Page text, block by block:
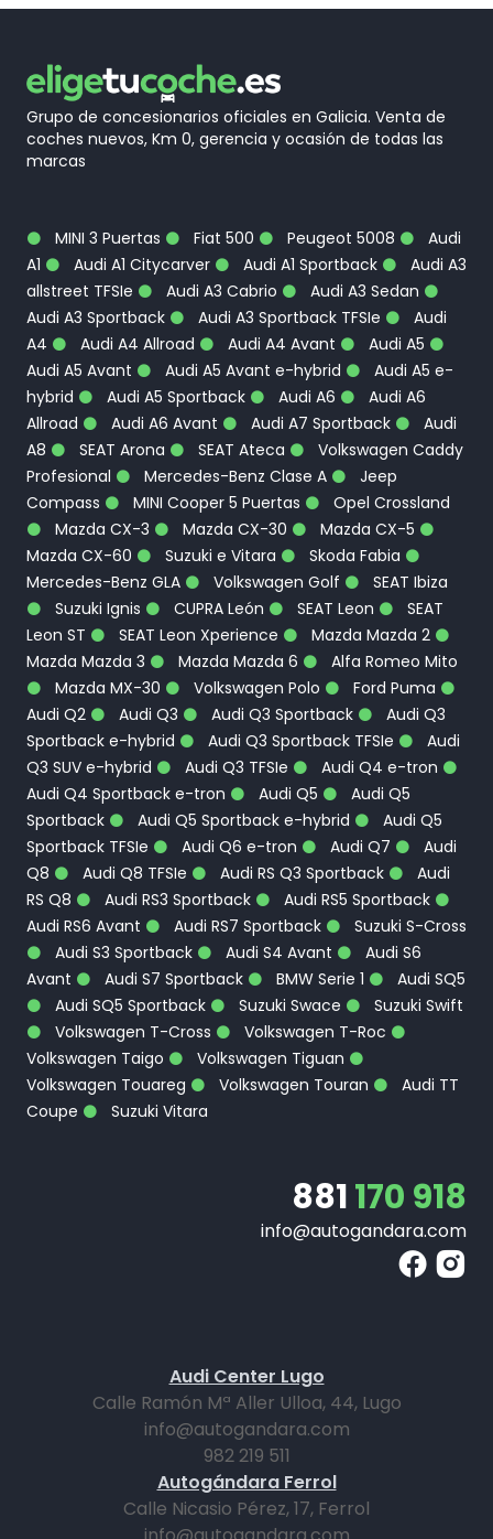
Grupo de concesionarios oficiales en Galicia. Venta de
coches nuevos, Km 0, gerencia y ocasión de todas las
marcas
MINI 3 Puertas Fiat 500 Peugeot 5008
Audi
A1
Audi A1 Citycarver Audi A1 Sportback
Audi A3
allstreet TFSIe
Audi A3 Cabrio
Audi A3 Sedan
Audi A3 Sportback
Audi A3 Sportback TFSIe
Audi
A4
Audi A4 Allroad Audi A4 Avant
Audi A5
Audi A5 Avant
Audi A5 Avant e-hybrid
Audi A5 e-
hybrid
Audi A5 Sportback Audi A6
Audi A6
Allroad
Audi A6 Avant Audi A7 Sportback
Audi
A8
SEAT Arona SEAT Ateca
Volkswagen Caddy
Profesional
Mercedes-Benz Clase A
Jeep
Compass
MINI Cooper 5 Puertas
Opel Crossland
Mazda CX-3
Mazda CX-30
Mazda CX-5
Mazda CX-60
Suzuki e Vitara
Skoda Fabia
Mercedes-Benz GLA
Volkswagen Golf
SEAT Ibiza
Suzuki Ignis
CUPRA León SEAT Leon
SEAT
Leon ST
SEAT Leon Xperience
Mazda Mazda 2
Mazda Mazda 3
Mazda Mazda 6
Alfa Romeo Mito
Mazda MX-30
Volkswagen Polo
Ford Puma
Audi Q2
Audi Q3 Audi Q3 Sportback
Audi Q3
Sportback e-hybrid
Audi Q3 Sportback TFSIe
Audi
Q3 SUV e-hybrid
Audi Q3 TFSIe
Audi Q4 e-tron
Audi Q4 Sportback e-tron
Audi Q5
Audi Q5
Sportback
Audi Q5 Sportback e-hybrid
Audi Q5
Sportback TFSIe
Audi Q6 e-tron Audi Q7
Audi
Q8
Audi Q8 TFSIe Audi RS Q3 Sportback
Audi
RS Q8
Audi RS3 Sportback
Audi RS5 Sportback
Audi RS6 Avant
Audi RS7 Sportback
Suzuki S-Cross
Audi S3 Sportback
Audi S4 Avant
Audi S6
Avant
Audi S7 Sportback BMW Serie 1
Audi SQ5
Audi SQ5 Sportback
Suzuki Swace
Suzuki Swift
Volkswagen T-Cross
Volkswagen T-Roc
Volkswagen Taigo
Volkswagen Tiguan
Volkswagen Touareg
Volkswagen Touran
Audi TT
Coupe
Suzuki Vitara
881170 918
info@autogandara.com
Audi Center Lugo
Calle Ramón Mª Aller Ulloa, 44, Lugo
info@autogandara.com
982 219 511
Autogándara Ferrol
Calle Nicasio Pérez, 17, Ferrol